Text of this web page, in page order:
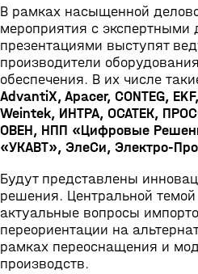
В рамках насыщенной
мероприятия с экспертными
презентациями выступят
производители
обеспечения. В их числе
AdvantiХ, Аpacer, CONTEG,
Weintek, ИНТРА, ОСАТЕК,
ОВЕН, НПП «Цифровые
«УКАВТ», ЭлеСи, Электро-
Будут представлены
решения. Центральной
актуальные вопросы
переориентации на
рамках переоснащения и
производств.